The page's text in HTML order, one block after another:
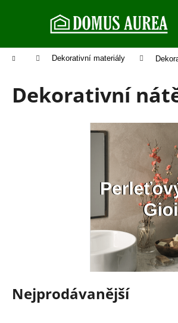
Domů Dekorativní materiály
Dekorativní
Nejprodávanější
í
Zpět
do
Zpět
do
STARTER BALÍČEK -
1 896 Kč